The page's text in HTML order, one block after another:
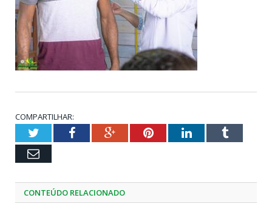
COMPARTILHAR:
TwitterFacebookGoogle+PinterestLinkedInTumblr
Email
CONTEÚDO RELACIONADO